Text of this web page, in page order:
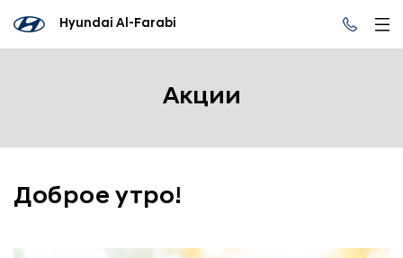
Hyundai Al-Farabi
Акции
Доброе утро!